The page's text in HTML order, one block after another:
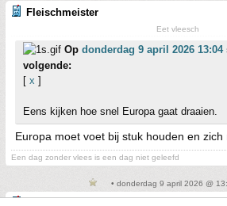
Fleischmeister
Eet vleesch
Op donderdag 9 april 2026 13:04
volgende:
[ x ]
Eens kijken hoe snel Europa gaat draaien.
Europa moet voet bij stuk houden en zich
Een dag zonder vlees is een dag niet geleefd
• donderdag 9 april 2026 @